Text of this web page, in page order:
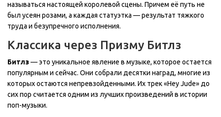
называться настоящей королевой сцены. Причем её путь не
был усеян розами, а каждая статуэтка — результат тяжкого
труда и безупречного исполнения.
Классика через Призму Битлз
Битлз— это уникальное явление в музыке, которое остается
популярным и сейчас. Они собрали десятки наград, многие из
которых остаются непревзойденными. Их трек «Hey Jude» до
сих пор считается одним из лучших произведений в истории
поп-музыки.